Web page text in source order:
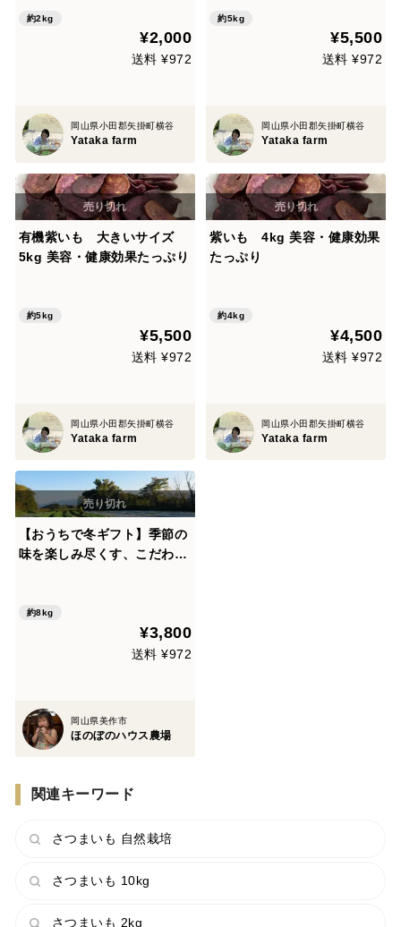
約2kg
¥2,000
送料 ¥972
岡山県小田郡矢掛町横谷
Yataka farm
約5kg
¥5,500
送料 ¥972
岡山県小田郡矢掛町横谷
Yataka farm
有機紫いも 大きいサイズ
5kg 美容・健康効果たっぷり
約5kg
¥5,500
送料 ¥972
岡山県小田郡矢掛町横谷
Yataka farm
紫いも 4kg 美容・健康効果
たっぷり
約4kg
¥4,500
送料 ¥972
岡山県小田郡矢掛町横谷
Yataka farm
【おうちで冬ギフト】季節の
味を楽しみ尽くす、こだわり
約8kg
¥3,800
送料 ¥972
岡山県美作市
ほのぼのハウス農場
関連キーワード
さつまいも 自然栽培
さつまいも 10kg
さつまいも 2kg